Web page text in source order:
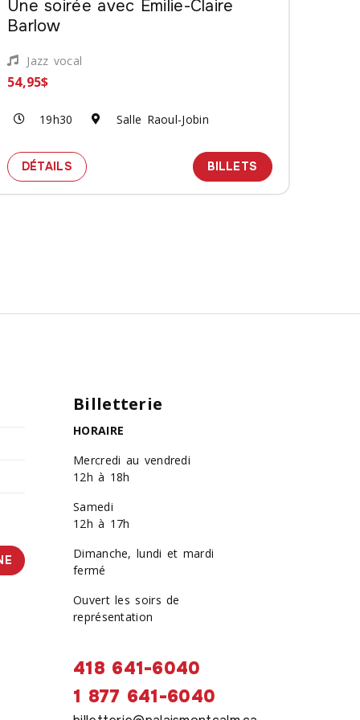
- LES VIOLONS DU ROY
Une soirée avec Emilie-Claire
Barlow
Jazz vocal
54,95$
19h30 Salle Raoul-Jobin
DÉTAILSSPECTACLE EMILIE-CLAIRE BARLOW - UNE
BILLETS DES BILLETS
Billetterie
HORAIRE
Mercredi au vendredi
12h à 18h
Samedi
12h à 17h
Dimanche, lundi et mardi
fermé
Ouvert les soirs de
représentation
418 641-6040
1 877 641-6040